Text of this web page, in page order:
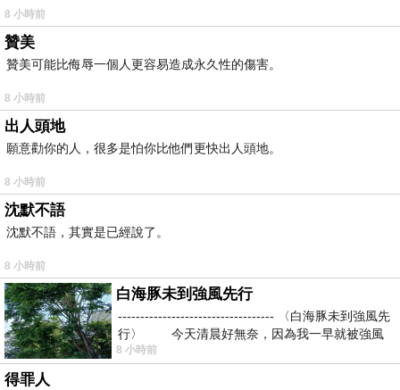
8 小時前
贊美
贊美可能比侮辱一個人更容易造成永久性的傷害。
8 小時前
出人頭地
願意勸你的人，很多是怕你比他們更快出人頭地。
8 小時前
沈默不語
沈默不語，其實是已經說了。
8 小時前
白海豚未到強風先行
----------------------------------- 〈白海豚未到強風先
行〉 今天清晨好無奈，因為我一早就被強風
8 小時前
得罪人